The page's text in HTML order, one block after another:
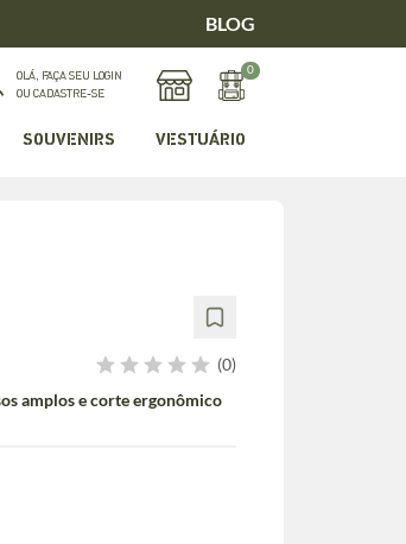
BLOG
OLÁ, FAÇA SEU LOGIN
OU CADASTRE-SE
0
SOUVENIRS VESTUÁRIO
(0)
amplos e corte ergonômico